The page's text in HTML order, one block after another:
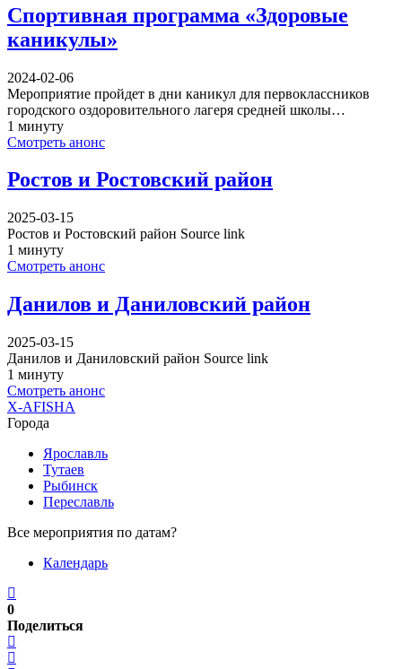
Спортивная программа «Здоровые
каникулы»
2024-02-06
Мероприятие пройдет в дни каникул для первоклассников
городского оздоровительного лагеря средней школы…
1 минуту
Смотреть анонс
Ростов и Ростовский район
2025-03-15
Ростов и Ростовский район Source link
1 минуту
Смотреть анонс
Данилов и Даниловский район
2025-03-15
Данилов и Даниловский район Source link
1 минуту
Смотреть анонс
X-AFISHA
Города
Ярославль
Тутаев
Рыбинск
Переславль
Все мероприятия по датам?
Календарь
0
Поделиться